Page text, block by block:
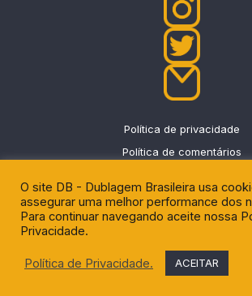
Política de privacidade
Política de comentários
DU - News
O site DB - Dublagem Brasileira usa
assegurar uma melhor performance dos
Para continuar navegando aceite nossa
Privacidade.
Política de Privacidade. ACEITAR